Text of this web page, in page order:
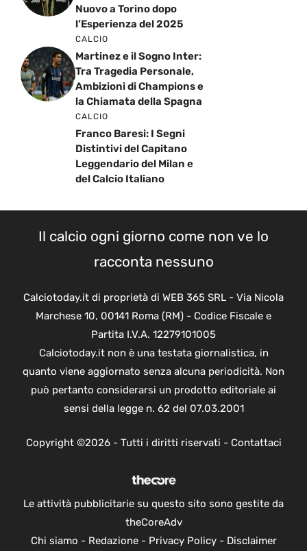
Nuovo a Torino dopo
l’Esperienza del 2025
CALCIO
Martinez e il Sogno Inter:
Tra Tragedia Personale,
Ambizioni di Champions e
la Chiamata della Spagna
CALCIO
Franco Baresi: I Segni
Distintivi del Capitano
Leggendario del Milan e
del Calcio Italiano
Il calcio ogni giorno come non ve lo
racconta nessuno
Calciotoday.it di proprietà di WEB 365 SRL - Via Nicola
Marchese 10, 00141 Roma (RM) - Codice Fiscale e
Partita I.V.A. 12279101005
Calciotoday.it non è una testata giornalistica, in
quanto viene aggiornato senza alcuna periodicità. Non
può pertanto considerarsi un prodotto editoriale ai
sensi della legge n. 62 del 07.03.2001
Copyright ©2026 - Tutti i diritti riservati - Contattaci
Le attività pubblicitarie su questo sito sono gestite da
theCoreAdv
Chi siamo - Redazione- Privacy Policy- Disclaimer